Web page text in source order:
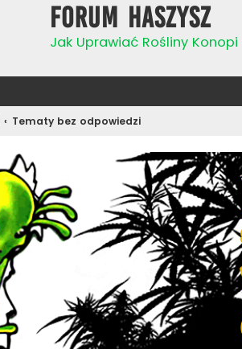
Forum Haszysz
Jak Uprawiać Rośliny
Tematy bez odpowiedzi